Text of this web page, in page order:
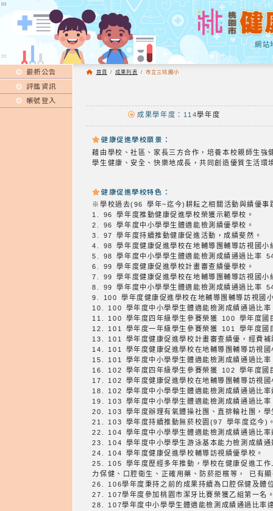
:::
網站
:::
最新公告
評鑑資訊
帳號登入
首頁 / 成果列表 / 市立三坑國小
成果學年度：114學年度
健康促進學校願景：
藉由學校、社區、家長三方合作，培養本校親師生
學生健康、安全、快樂地成長，共同創造優質生活環
健康促進學校特色：
※學校過去(96 學年~迄今)耕耘之相關活動與績優
1. 96 學年度推動健康促進學校榮獲示範學校。
2. 96 學年度中小學學生體適能檢測績優學校。
3. 97 學年度持續推動健康促進活動，成績斐然。
4. 98 學年度健康促進學校在地輔導團輔導訪視國
5. 98 學年度中小學學生體適能檢測成績通過比率
6. 99 學年度健康促進學校計畫審查績優學校。
7. 99 學年度健康促進學校在地輔導團輔導訪視國
8. 99 學年度中小學學生體適能檢測成績通過比率
9. 100 學年度健康促進學校在地輔導團輔導訪視國
10. 100 學年度中小學學生體適能檢測成績通過比
11. 100 學年度四年級學生參賽榮獲 100 學年度國
12. 101 學年度一年級學生參賽榮獲 101 學年度國
13. 101 學年度健康促進學校計畫審查績優，經費
14. 101 學年度健康促進學校在地輔導團輔導訪視
15. 101 學年度中小學學生體適能檢測成績通過比
16. 102 學年度四年級學生參賽榮獲 102 學年度國
17. 102 學年度健康促進學校在地輔導團輔導訪視
18. 102 學年度中小學學生體適能檢測成績通過比
19. 103 學年度中小學學生體適能檢測成績通過比
20. 103 學年度辦理有氧體操社團、直排輪社團，
21. 103 學年度持續推動無菸校園(97 學年度迄今)
22. 104 學年度中小學學生體適能檢測成績通過比
23. 104 學年度中小學學生游泳基本能力檢測成績
24. 104 學年度健康促進學校輔導訪視績優學校。
25. 105 學年度歷經多年推動，學校在健康促進工作上多有相當成效。與過往相比， 100～
力保健、口腔衛生、正確用藥、防菸拒檳等， 已有
26. 106學年度秉持之前的成果持續為口腔保健及體
27. 107學年度參加桃園市潔牙比賽榮獲乙組第一名
28. 107學年度中小學學生體適能檢測成績通過比
:::